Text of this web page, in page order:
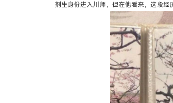
剂生身份进入川师，但在他看来，这段经